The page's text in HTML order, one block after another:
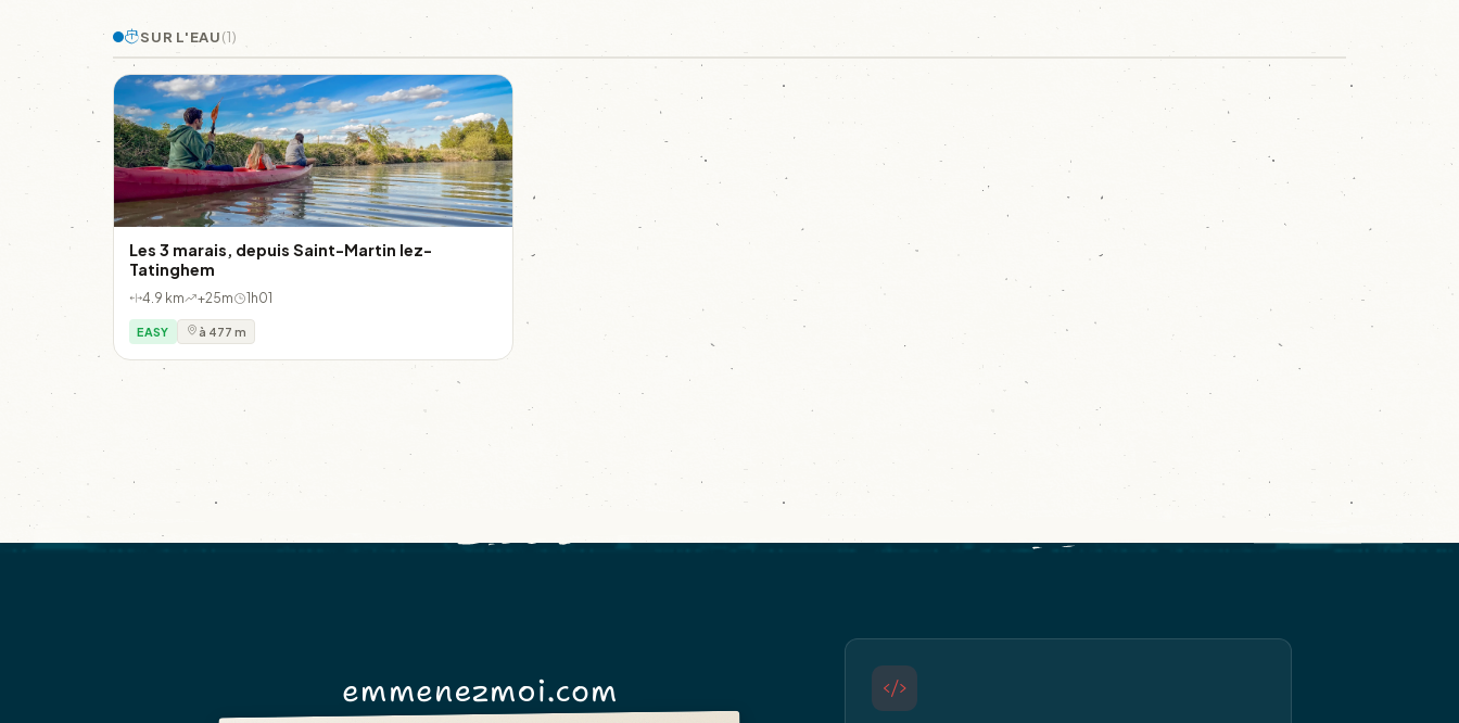
SUR L'EAU(1)
Les 3 marais, depuis Saint-Martin lez-
Tatinghem
4.9 km +25m 1h01
EASY à 477 m
emmenezmoi.com